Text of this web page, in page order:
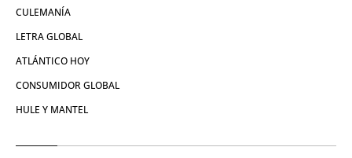
CULEMANÍA
LETRA GLOBAL
ATLÁNTICO HOY
CONSUMIDOR GLOBAL
HULE Y MANTEL